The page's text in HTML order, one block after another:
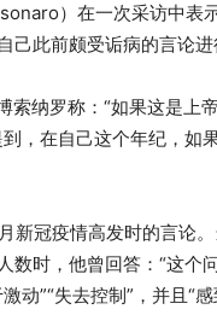
）在一次采访中表
此前颇受诟病的言论进
索纳罗称：“如果这是上
，在自己这个年纪，如
新冠疫情高发时的言论
数时，他曾回答：“这个
动”“失去控制”，并且“